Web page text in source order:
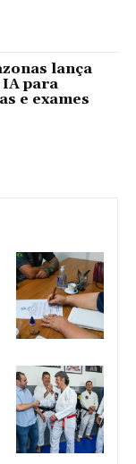
lança
para
e exames